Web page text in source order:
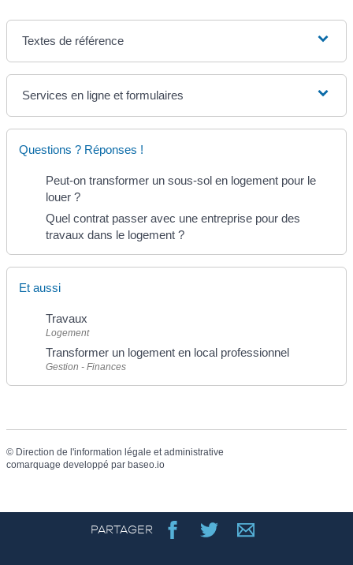
Textes de référence
Services en ligne et formulaires
Questions ? Réponses !
Peut-on transformer un sous-sol en logement pour le
louer ?
Quel contrat passer avec une entreprise pour des
travaux dans le logement ?
Et aussi
Travaux
Logement
Transformer un logement en local professionnel
Gestion - Finances
© Direction de l'information légale et administrative
comarquage developpé par baseo.io
PARTAGER